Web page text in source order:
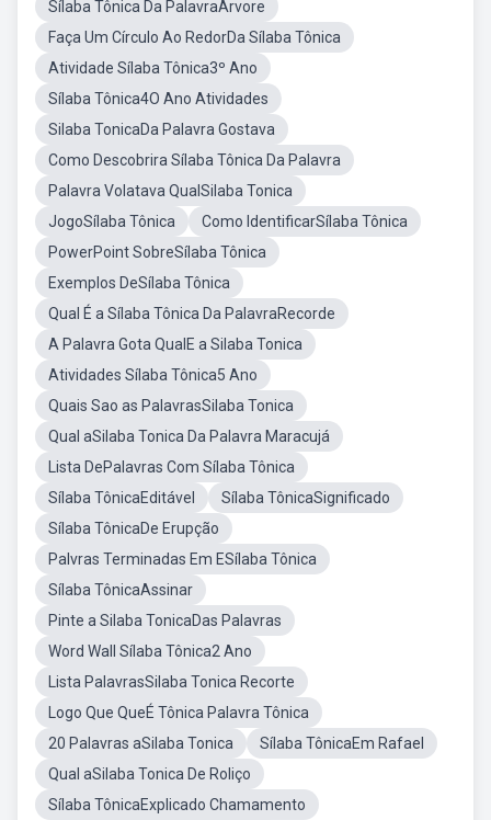
Sílaba Tônica Da PalavraÁrvore
Faça Um Círculo Ao RedorDa Sílaba Tônica
Atividade Sílaba Tônica3º Ano
Sílaba Tônica4O Ano Atividades
Silaba TonicaDa Palavra Gostava
Como Descobrira Sílaba Tônica Da Palavra
Palavra Volatava QualSilaba Tonica
JogoSílaba Tônica
Como IdentificarSílaba Tônica
PowerPoint SobreSílaba Tônica
Exemplos DeSílaba Tônica
Qual É a Sílaba Tônica Da PalavraRecorde
A Palavra Gota QualE a Silaba Tonica
Atividades Sílaba Tônica5 Ano
Quais Sao as PalavrasSilaba Tonica
Qual aSilaba Tonica Da Palavra Maracujá
Lista DePalavras Com Sílaba Tônica
Sílaba TônicaEditável
Sílaba TônicaSignificado
Sílaba TônicaDe Erupção
Palvras Terminadas Em ESílaba Tônica
Sílaba TônicaAssinar
Pinte a Silaba TonicaDas Palavras
Word Wall Sílaba Tônica2 Ano
Lista PalavrasSilaba Tonica Recorte
Logo Que QueÉ Tônica Palavra Tônica
20 Palavras aSilaba Tonica
Sílaba TônicaEm Rafael
Qual aSilaba Tonica De Roliço
Sílaba TônicaExplicado Chamamento